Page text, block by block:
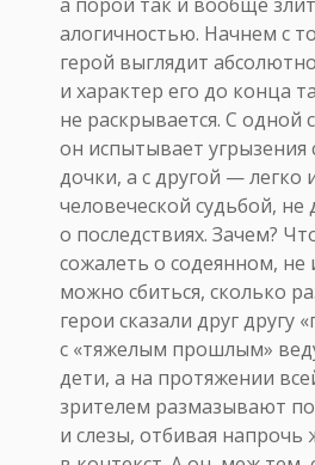
алогичностью. Начнем с
герой выглядит
и характер его до конца
не раскрывается. С одной
он испытывает угрызения
дочки, а с другой — легко
человеческой судьбой, не
о последствиях. Зачем?
сожалеть о содеянном, не
можно сбиться, сколько
герои сказали друг другу
с «тяжелым прошлым»
дети, а на протяжении
зрителем размазывают по
и слезы, отбивая напрочь